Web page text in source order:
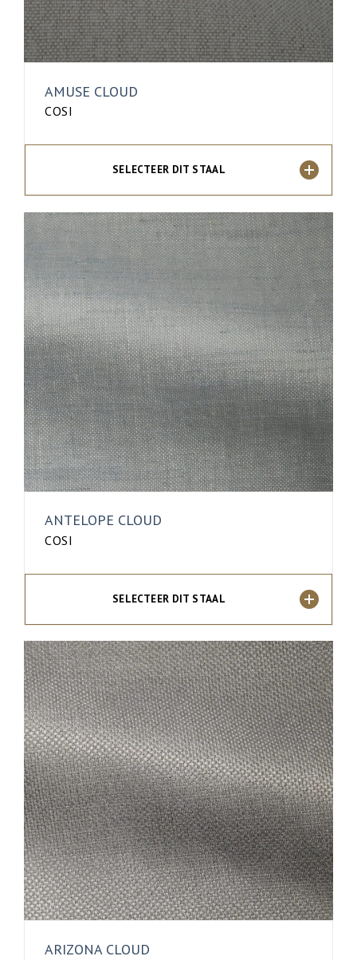
AMUSE CLOUD
COSI
SELECTEER DIT STAAL
ANTELOPE CLOUD
COSI
SELECTEER DIT STAAL
ARIZONA CLOUD